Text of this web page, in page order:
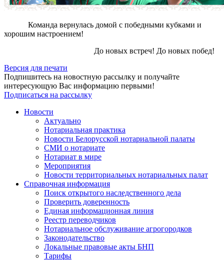
Команда вернулась домой с победными кубками и
хорошим настроением!
До новых встреч! До новых побед!
Версия для печати
Подпишитесь на новостную рассылку и получайте
интересующую Вас информацию первыми!
Подписаться на рассылку
Новости
Актуально
Нотариальная практика
Новости Белорусской нотариальной палаты
СМИ о нотариате
Нотариат в мире
Мероприятия
Новости территориальных нотариальных палат
Справочная информация
Поиск открытого наследственного дела
Проверить доверенность
Единая информационная линия
Реестр переводчиков
Нотариальное обслуживание агрогородков
Законодательство
Локальные правовые акты БНП
Тарифы